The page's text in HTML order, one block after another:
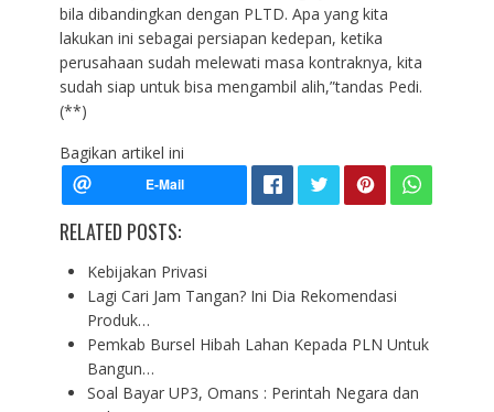
bila dibandingkan dengan PLTD. Apa yang kita
lakukan ini sebagai persiapan kedepan, ketika
perusahaan sudah melewati masa kontraknya, kita
sudah siap untuk bisa mengambil alih,”tandas Pedi.
(**)
Bagikan artikel ini
RELATED POSTS:
Kebijakan Privasi
Lagi Cari Jam Tangan? Ini Dia Rekomendasi
Produk…
Pemkab Bursel Hibah Lahan Kepada PLN Untuk
Bangun…
Soal Bayar UP3, Omans : Perintah Negara dan